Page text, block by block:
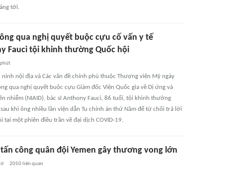
tới.
qua nghị quyết buộc cựu cố vấn y tế
Fauci tội khinh thường Quốc hội
ninh nội địa và Các vấn đề chính phủ thuộc Thượng viện Mỹ ngày
qua nghị quyết buộc cựu Giám đốc Viện Quốc gia về Dị ứng và
nhiễm (NIAID), bác sĩ Anthony Fauci, 86 tuổi, tội khinh thường
khi ông nhiều lần viện dẫn Tu chính án thứ Năm để từ chối trả lời
tại một phiên điều trần về đại dịch COVID-19.
công quân đội Yemen gây thương vong lớn
2050 liên quan